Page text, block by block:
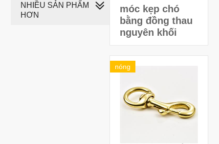
móc kẹp chó
bằng đồng thau
nguyên khối
nóng
NHIỀU SẢN PHẨM
HƠN